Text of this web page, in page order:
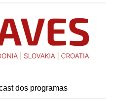
dos programas